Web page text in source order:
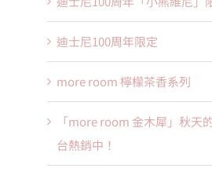
迪士尼100周年限定
more room 檸檬茶香系列
「more room 金木犀」秋天
台熱銷中！